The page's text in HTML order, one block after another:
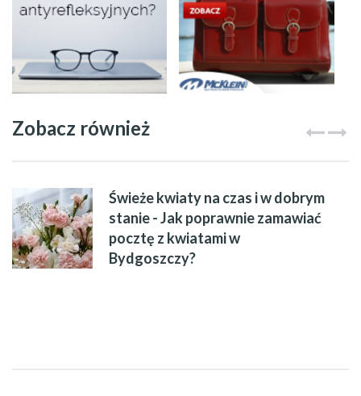
Zobacz również
Świeże kwiaty na czas i w dobrym
stanie - Jak poprawnie zamawiać
pocztę z kwiatami w
Bydgoszczy?